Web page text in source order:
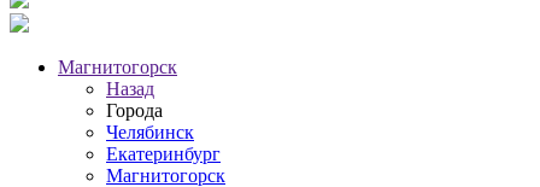
Магнитогорск
Назад
Города
Челябинск
Екатеринбург
Магнитогорск